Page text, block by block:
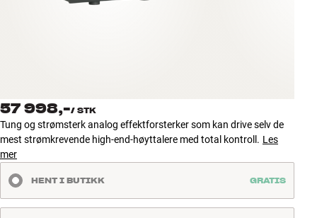
NYHETER
Kundeservice
57 998,-/ STK
Tung og strømsterk analog effektforsterker som kan drive selv de
mest strømkrevende high-end-høyttalere med total kontroll. Les
mer
HENT I BUTIKK GRATIS